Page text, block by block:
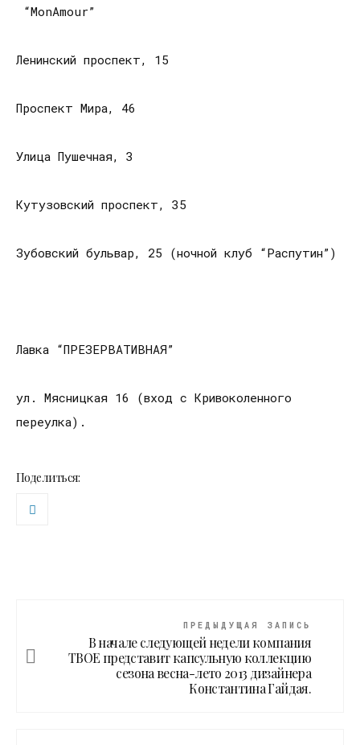
“MonAmour”
Ленинский проспект, 15
Проспект Мира, 46
Улица Пушечная, 3
Кутузовский проспект, 35
Зубовский бульвар, 25 (ночной клуб “Распутин”)
Лавка “ПРЕЗЕРВАТИВНАЯ”
ул. Мясницкая 16 (вход с Кривоколенного
переулка).
Поделиться:
ПРЕДЫДУЩАЯ ЗАПИСЬ
В начале следующей недели компания
ТВОЕ представит капсульную коллекцию
сезона весна-лето 2013 дизайнера
Константина Гайдая.